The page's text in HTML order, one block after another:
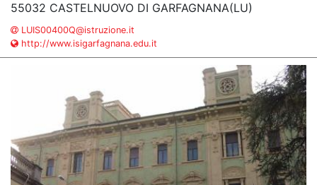
55032 CASTELNUOVO DI GARFAGNANA(LU)
LUIS00400Q@istruzione.it
http://www.isigarfagnana.edu.it